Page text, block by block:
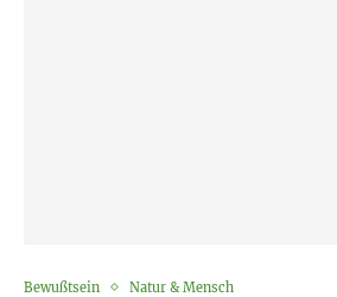
Bewußtsein Natur & Mensch